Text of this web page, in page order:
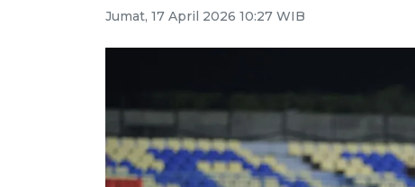
Jumat, 17 April 2026 10:27 WIB